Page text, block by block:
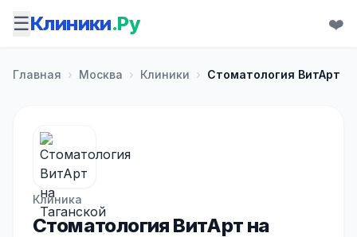
☰Клиники.Ру ❤️
Главная › Москва › Клиники › Стоматология ВитАрт
Клиника
Стоматология ВитАрт на